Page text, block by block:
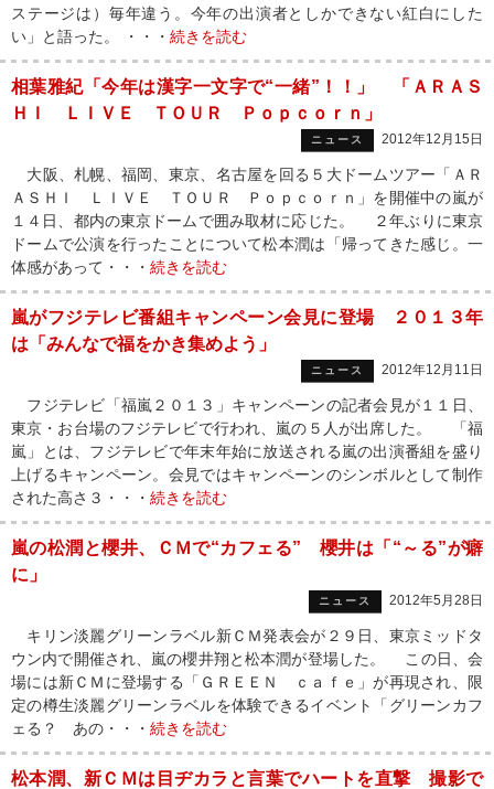
ステージは）毎年違う。今年の出演者としかできない紅白にした
い」と語った。 ・・・ 続きを読む
相葉雅紀「今年は漢字一文字で“一緒”！！」 「ＡＲＡＳ
ＨＩ ＬＩＶＥ ＴＯＵＲ Ｐｏｐｃｏｒｎ」
ニュース 2012年12月15日
大阪、札幌、福岡、東京、名古屋を回る５大ドームツアー「ＡＲ
ＡＳＨＩ ＬＩＶＥ ＴＯＵＲ Ｐｏｐｃｏｒｎ」を開催中の嵐が
１４日、都内の東京ドームで囲み取材に応じた。 ２年ぶりに東京
ドームで公演を行ったことについて松本潤は「帰ってきた感じ。一
体感があって・・・ 続きを読む
嵐がフジテレビ番組キャンペーン会見に登場 ２０１３年
は「みんなで福をかき集めよう」
ニュース 2012年12月11日
フジテレビ「福嵐２０１３」キャンペーンの記者会見が１１日、
東京・お台場のフジテレビで行われ、嵐の５人が出席した。 「福
嵐」とは、フジテレビで年末年始に放送される嵐の出演番組を盛り
上げるキャンペーン。会見ではキャンペーンのシンボルとして制作
された高さ３・・・ 続きを読む
嵐の松潤と櫻井、ＣＭで“カフェる” 櫻井は「“～る”が癖
に」
ニュース 2012年5月28日
キリン淡麗グリーンラベル新ＣＭ発表会が２９日、東京ミッドタ
ウン内で開催され、嵐の櫻井翔と松本潤が登場した。 この日、会
場には新ＣＭに登場する「ＧＲＥＥＮ ｃａｆｅ」が再現され、限
定の樽生淡麗グリーンラベルを体験できるイベント「グリーンカフ
ェる？ あの・・・ 続きを読む
松本潤、新ＣＭは目ヂカラと言葉でハートを直撃 撮影で